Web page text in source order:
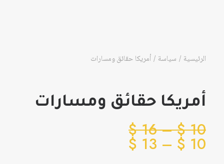
الرئيسية سياسة أمريكا حقائق ومسارات
أمريكا حقائق ومسارات
10
$
–
16
$نطاق
10
$
–
13
$